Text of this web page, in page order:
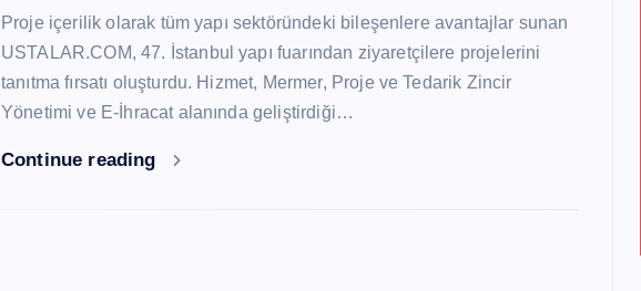
Proje içerilik olarak tüm yapı sektöründeki bileşenlere avantajlar sunan
USTALAR.COM, 47. İstanbul yapı fuarından ziyaretçilere projelerini
tanıtma fırsatı oluşturdu. Hizmet, Mermer, Proje ve Tedarik Zincir
Yönetimi ve E-İhracat alanında geliştirdiği…
Continue reading